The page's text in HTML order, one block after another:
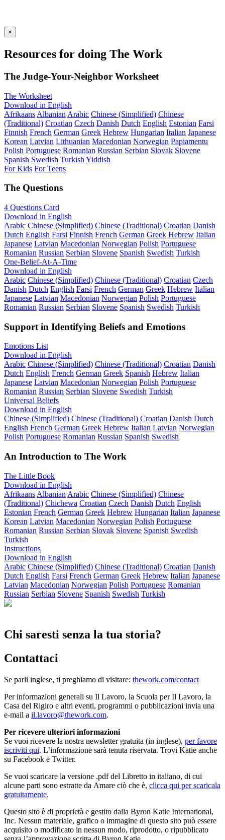
×
Resources for doing The Work
The Judge-Your-Neighbor Worksheet
The Worksheet
Download in English
Afrikaans Albanian Arabic Chinese (Simplified) Chinese
(Traditional) Croatian Czech Danish Dutch English Estonian Farsi
Finnish French German Greek Hebrew Hungarian Italian Japanese
Korean Latvian Lithuanian Macedonian Norwegian Papiamentu
Polish Portuguese Romanian Russian Serbian Slovak Slovene
Spanish Swedish Turkish Yiddish
For Kids For Teens
The Questions
4 Questions Card
Download in English
Arabic Chinese (Simplified) Chinese (Traditional) Croatian Danish
Dutch English Farsi Finnish French German Greek Hebrew Italian
Japanese Latvian Macedonian Norwegian Polish Portuguese
Romanian Russian Serbian Slovene Spanish Swedish Turkish
One-Belief-At-A-Time
Download in English
Arabic Chinese (Simplified) Chinese (Traditional) Croatian Czech
Danish Dutch English Farsi French German Greek Hebrew Italian
Japanese Latvian Macedonian Norwegian Polish Portuguese
Romanian Russian Serbian Slovene Spanish Swedish Turkish
Support in Identifying Beliefs and Emotions
Emotions List
Download in English
Arabic Chinese (Simplified) Chinese (Traditional) Croatian Danish
Dutch English French German Greek Spanish Hebrew Italian
Japanese Latvian Macedonian Norwegian Polish Portuguese
Romanian Russian Serbian Slovene Swedish Turkish
Universal Beliefs
Download in English
Chinese (Simplified) Chinese (Traditional) Croatian Danish Dutch
English French German Greek Hebrew Italian Latvian Norwegian
Polish Portuguese Romanian Russian Spanish Swedish
An Introduction to The Work
The Little Book
Download in English
Afrikaans Albanian Arabic Chinese (Simplified) Chinese
(Traditional) Chichewa Croatian Czech Danish Dutch English
Estonian French German Greek Hebrew Hungarian Italian Japanese
Korean Latvian Macedonian Norwegian Polish Portuguese
Romanian Russian Serbian Slovak Slovene Spanish Swedish
Turkish
Instructions
Download in English
Arabic Chinese (Simplified) Chinese (Traditional) Croatian Danish
Dutch English Farsi French German Greek Hebrew Italian Japanese
Latvian Macedonian Norwegian Polish Portuguese Romanian
Russian Serbian Slovene Spanish Swedish Turkish
Chi saresti senza la tua storia?
Contattaci
Se parli inglese, ti preghiamo di visitare: thework.com/contact
Per informazioni generali su Il Lavoro, la Scuola per Il Lavoro, la
Casa del Rigiro e altri eventi, programmi o pubblicazioni invia una
e-mail a il.lavoro@thework.com.
Per ricevere ulteriori informazioni
Se vuoi ricevere la nostra newsletter gratuita (in inglese), per favore
iscriviti qui. L’informazione sarà tenuta riservata. Trovi Katie anche
su Facebook e Twitter.
Se vuoi scaricare la versione .pdf del Libretto in italiano, di cui
alcune parti sono estratte da Amare ciò che è, clicca qui per scaricala
gratuitamente.
Questo sito è di proprietà e gestito dalla Byron Katie International,
Inc. Nessun materiale, grafico o immagine di questo sito può essere
acquisito o modificato in nessun modo, riprodotto, o ripubblicato